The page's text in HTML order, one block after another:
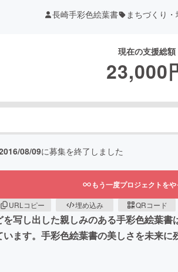
長崎手彩色絵葉書 まちづくり
現在の支援総額
23,000
08/09に募集を終了しました
もう一度プロジェクトを
URLコピー 埋め込み QRコード
写し出した親しみのある手彩色絵葉
ます。手彩色絵葉書の美しさを未来に